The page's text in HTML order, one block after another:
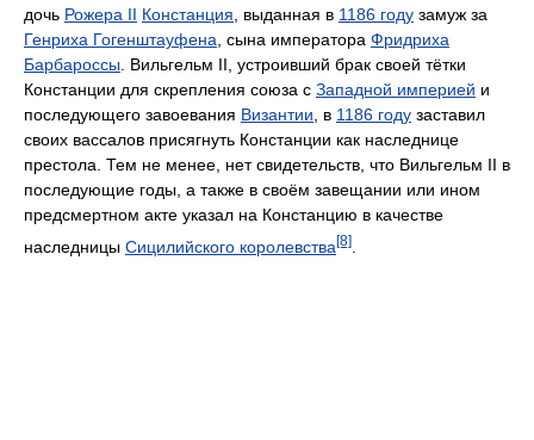
дочь Рожера II Констанция , выданная в 1186 году замуж за
Генриха Гогенштауфена , сына императора Фридриха
Барбароссы . Вильгельм II, устроивший брак своей тётки
Констанции для скрепления союза с Западной империей и
последующего завоевания Византии , в 1186 году заставил
своих вассалов присягнуть Констанции как наследнице
престола. Тем не менее, нет свидетельств, что Вильгельм II в
последующие годы, а также в своём завещании или ином
предсмертном акте указал на Констанцию в качестве
наследницы Сицилийского королевства[8]